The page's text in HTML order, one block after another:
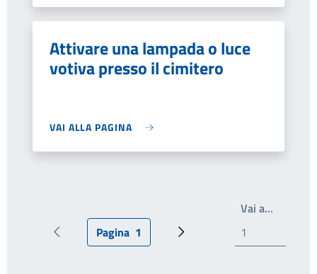
Attivare una lampada o luce
votiva presso il cimitero
VAI ALLA PAGINA
Pagina precedentePagina attuale
Pagina 1 Prossima pagina
Vai a…